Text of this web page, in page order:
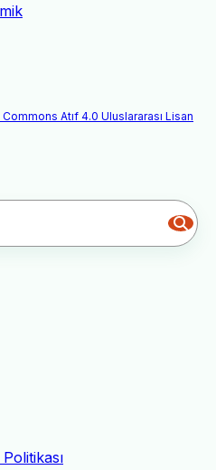
Atıf 4.0 Uluslararası Lisan